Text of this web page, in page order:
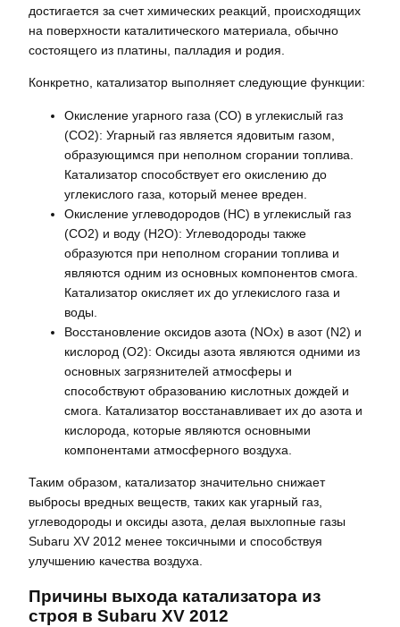
достигается за счет химических реакций, происходящих
на поверхности каталитического материала, обычно
состоящего из платины, палладия и родия.
Конкретно, катализатор выполняет следующие функции:
Окисление угарного газа (CO) в углекислый газ
(CO2): Угарный газ является ядовитым газом,
образующимся при неполном сгорании топлива.
Катализатор способствует его окислению до
углекислого газа, который менее вреден.
Окисление углеводородов (HC) в углекислый газ
(CO2) и воду (H2O): Углеводороды также
образуются при неполном сгорании топлива и
являются одним из основных компонентов смога.
Катализатор окисляет их до углекислого газа и
воды.
Восстановление оксидов азота (NOx) в азот (N2) и
кислород (O2): Оксиды азота являются одними из
основных загрязнителей атмосферы и
способствуют образованию кислотных дождей и
смога. Катализатор восстанавливает их до азота и
кислорода, которые являются основными
компонентами атмосферного воздуха.
Таким образом, катализатор значительно снижает
выбросы вредных веществ, таких как угарный газ,
углеводороды и оксиды азота, делая выхлопные газы
Subaru XV 2012 менее токсичными и способствуя
улучшению качества воздуха.
Причины выхода катализатора из
строя в Subaru XV 2012